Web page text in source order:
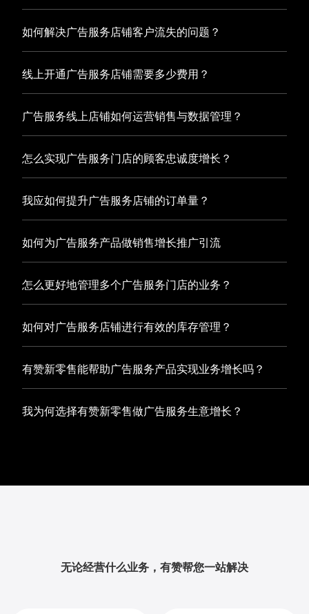
的一体化解决方案，整合线上线下资源，实现商品管理、会
员营销和门店拓展的智能升级，从而提高广告服务店铺的运
营效率，促进业务增长。
如何解决广告服务店铺客户流失的问题？
流失问题，通过有赞微商城、有赞小程序商城搭建专属品牌
阵地，打造精准营销活动，为您锁定客户，提升复购率，实
现业绩增长！
线上开通广告服务店铺需要多少费用？
您的有赞微商城，我们为您提供有赞微商城、有赞私域运营
和有赞小程序商城等一站式新零售解决方案，与您共同打造
独具特色的品牌，携手共创辉煌事业！
广告服务线上店铺如何运营销售与数据管理？
商城，为您的线上店铺提供一站式解决方案，从运营销售到
数据管理，助力您轻松打造高效盈利的电商生态。
怎么实现广告服务门店的顾客忠诚度增长？
过赠送积分、折扣等福利来吸引顾客再次购买，并不断优化
服务，提高顾客体验，从而增加顾客忠诚度。
我应如何提升广告服务店铺的订单量？
邀请好友等方式，吸引更多的用户下单购买，并激励已有用
户再次购买，从而提高订单量
如何为广告服务产品做销售增长推广引流
吸引更多客户到店消费。另外，通过有赞的微信公众号、小
程序等线上渠道，宣传您的门店和商品，也可以帮助您增加
客流量，赢得客户的青睐
怎么更好地管理多个广告服务门店的业务？
营以及有赞小程序商城，将助您轻松打通线上线下渠道，实
现多个广告服务门店的统一管理与智能运营，让您的业务蓬
勃发展，收获更多满意客户。
如何对广告服务店铺进行有效的库存管理？
据的集中管理，包括订单管理、员工管理、库存管理等，让
您轻松掌控门店运营状况，提高管理效率
有赞新零售能帮助广告服务产品实现业务增长吗？
渠道、提供多样化店铺搭建、会员营销和大数据分析等丰富
我为何选择有赞新零售做广告服务生意增长？
响力与用户粘性，从而实现您在广告服务市场中的持续增
无论经营什么业务，有赞帮您一站解决